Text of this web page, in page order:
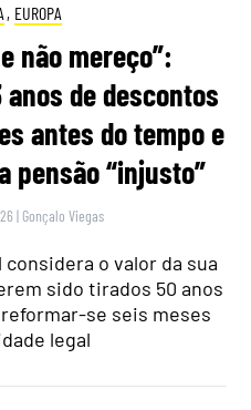
, EUROPA
não mereço”:
de descontos
antes do tempo e
pensão “injusto”
| Gonçalo Viegas
o valor da sua
sido tirados 50 anos
se seis meses
legal